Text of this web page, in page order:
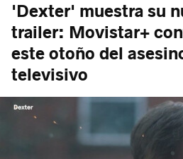
'Dexter' muestra su
trailer: Movistar+
este otoño del
televisivo